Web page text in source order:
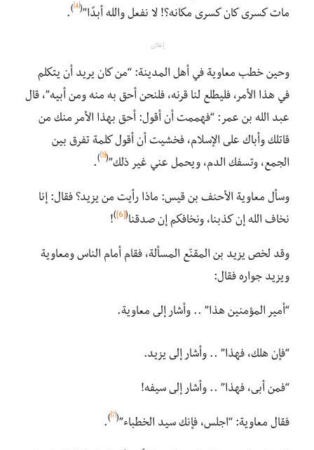
مات كسرى كان كسرى مكانه؟! لا نفعل والله أبدًا”(
[4]
)
.
إعلان
وحين خطب معاوية في أهل المدينة: “من كان يريد أن يتكلم
في هذا الأمر، فليطلع لنا قرنه، فلنحن أحق به منه ومن أبيه”، قال
عبد الله بن عمر: “فهممت أن أقول: أحق بهذا الأمر منك من
قاتلك وأباك على الإسلام، فخشيت أن أقول كلمة تفرق بين
الجمع، وتسفك الدم، ويحمل عني غير ذلك”(
[5]
)
.
وسأل معاوية الأحنف بن قيس: ماذا رأيت من يزيد؟ فقال: إنا
نخاف الله إن كذبنا، ونخافكم إن صدقنا(
[6]
)
!
وقد لخص يزيد بن المقنّع المسألة، فقام أمام الناس ومعاوية
ويزيد جواره فقال:
“أمير المؤمنين هذا” .. وأشار إلى معاوية.
“فإن هلك، فهذا” .. وأشار إلى يزيد.
“فمن أبى، فهذا” .. وأشار إلى سيفه!
فقال معاوية: “اجلس، فإنك سيد الخطباء”(
[7]
)
.